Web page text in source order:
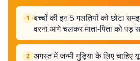
1 बच्चों की इन 5 गलतियों को छोटा
वरना आगे चलकर माता-पिता को पड़
2 अगस्त में जन्मी गुड़िया के लिए